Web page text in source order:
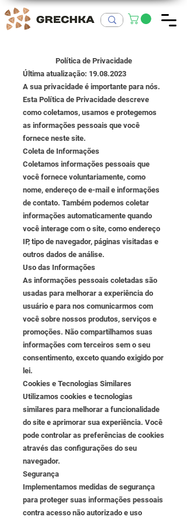
Política de Privacidade
Última atualização: 19.08.2023
A sua privacidade é importante para nós.
Esta Política de Privacidade descreve
como coletamos, usamos e protegemos
as informações pessoais que você
fornece neste site.
Coleta de Informações
Coletamos informações pessoais que
você fornece voluntariamente, como
nome, endereço de e-mail e informações
de contato. Também podemos coletar
informações automaticamente quando
você interage com o site, como endereço
IP, tipo de navegador, páginas visitadas e
outros dados de análise.
Uso das Informações
As informações pessoais coletadas são
usadas para melhorar a experiência do
usuário e para nos comunicarmos com
você sobre nossos produtos, serviços e
promoções. Não compartilhamos suas
informações com terceiros sem o seu
consentimento, exceto quando exigido por
lei.
Cookies e Tecnologias Similares
Utilizamos cookies e tecnologias
similares para melhorar a funcionalidade
do site e aprimorar sua experiência. Você
pode controlar as preferências de cookies
através das configurações do seu
navegador.
Segurança
Implementamos medidas de segurança
para proteger suas informações pessoais
contra acesso não autorizado e uso